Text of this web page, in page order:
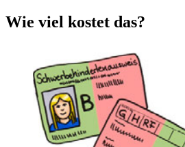
Wie viel kostet das?